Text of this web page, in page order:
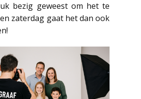
bezig geweest om het te
zaterdag gaat het dan ook